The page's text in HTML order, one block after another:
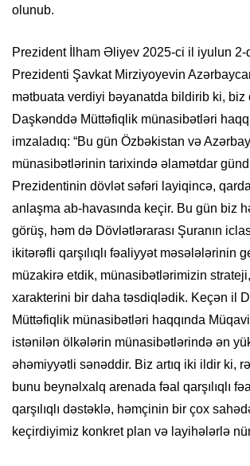
olunub.
Prezident İlham Əliyev 2025-ci il iyulun 2-
Prezidenti Şavkat Mirziyoyevin
mətbuata verdiyi bəyanatda bildirib ki, biz
Daşkənddə Müttəfiqlik münasibətləri
imzaladıq: “Bu gün Özbəkistan və
münasibətlərinin tarixində əlamətdar
Prezidentinin dövlət səfəri layiqincə,
anlaşma ab-havasında keçir. Bu gün biz
görüş, həm də Dövlətlərarası Şuranın
ikitərəfli qarşılıqlı fəaliyyət məsələlərinin
müzakirə etdik, münasibətlərimizin
xarakterini bir daha təsdiqlədik. Keçən il
Müttəfiqlik münasibətləri haqqında
istənilən ölkələrin münasibətlərində ən
əhəmiyyətli sənəddir. Biz artıq iki ildir ki,
bunu beynəlxalq arenada fəal qarşılıqlı
qarşılıqlı dəstəklə, həmçinin bir çox
keçirdiyimiz konkret plan və layihələrlə